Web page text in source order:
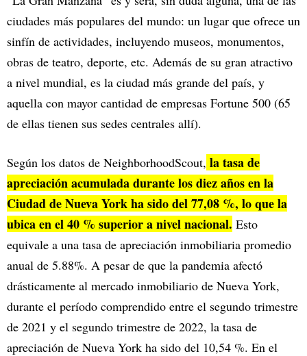
ciudades más populares del mundo: un lugar que ofrece un
sinfín de actividades, incluyendo museos, monumentos,
obras de teatro, deporte, etc. Además de su gran atractivo
a nivel mundial, es la ciudad más grande del país, y
aquella con mayor cantidad de empresas Fortune 500 (65
de ellas tienen sus sedes centrales allí).
Según los datos de NeighborhoodScout, la tasa de
apreciación acumulada durante los diez años en la
Ciudad de Nueva York ha sido del 77,08 %, lo que la
ubica en el 40 % superior a nivel nacional. Esto
equivale a una tasa de apreciación inmobiliaria promedio
anual de 5.88%. A pesar de que la pandemia afectó
drásticamente al mercado inmobiliario de Nueva York,
durante el período comprendido entre el segundo trimestre
de 2021 y el segundo trimestre de 2022, la tasa de
apreciación de Nueva York ha sido del 10,54 %. En el